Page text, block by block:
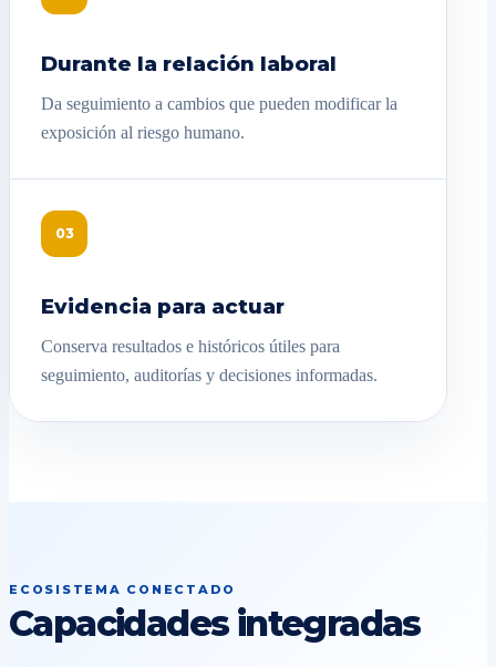
Durante la relación laboral
Da seguimiento a cambios que pueden modificar la
exposición al riesgo humano.
03
Evidencia para actuar
Conserva resultados e históricos útiles para
seguimiento, auditorías y decisiones informadas.
ECOSISTEMA CONECTADO
Capacidades integradas